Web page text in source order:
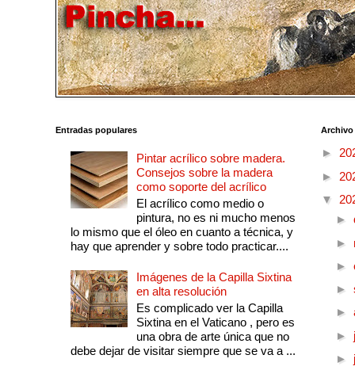
Entradas populares
Pintar acrílico sobre madera.
Consejos sobre la madera
como soporte del acrílico
El acrílico como medio o
pintura, no es ni mucho menos
lo mismo que el óleo en cuanto a técnica, y
hay que aprender y sobre todo practicar....
Imágenes de la Capilla Sixtina
en alta resolución
Es complicado ver la Capilla
Sixtina en el Vaticano , pero es
una obra de arte única que no
debe dejar de visitar siempre que se va a ...
►
►
▼
►
►
►
►
►
►
►